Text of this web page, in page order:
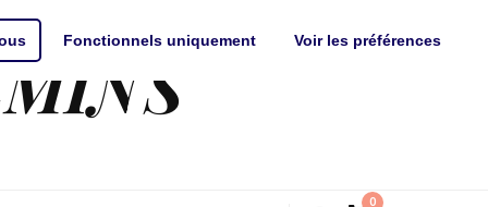
Fonctionnels uniquement Voir les préférences
0